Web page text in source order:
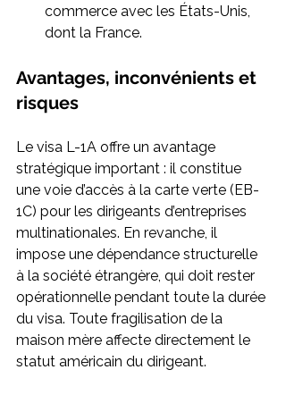
commerce avec les États-Unis,
dont la France.
Avantages, inconvénients et
risques
Le visa L-1A offre un avantage
stratégique important : il constitue
une voie d’accès à la carte verte (EB-
1C) pour les dirigeants d’entreprises
multinationales. En revanche, il
impose une dépendance structurelle
à la société étrangère, qui doit rester
opérationnelle pendant toute la durée
du visa. Toute fragilisation de la
maison mère affecte directement le
statut américain du dirigeant.